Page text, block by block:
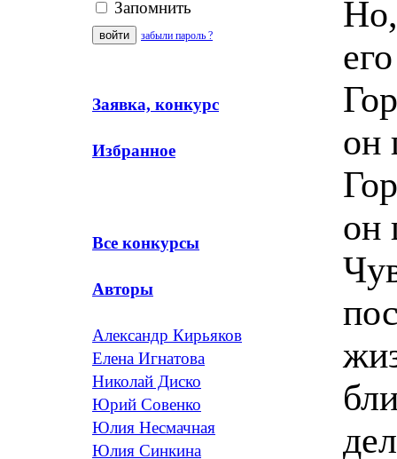
Запомнить
забыли пароль ?
Заявка, конкурс
Избранное
Все конкурсы
Авторы
Александр Кирьяков
Елена Игнатова
Николай Диско
Юрий Совенко
Юлия Несмачная
Юлия Синкина
он
он